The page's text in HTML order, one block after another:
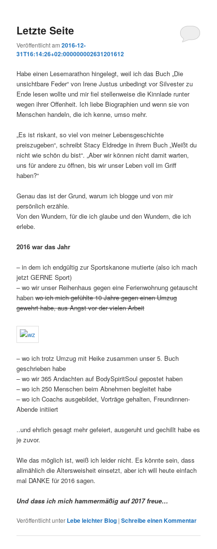
Letzte Seite
Veröffentlicht am2016-12-
31T16:14:26+02:000000002631201612
Habe einen Lesemarathon hingelegt, weil ich das Buch „Die
unsichtbare Feder“ von Irene Justus unbedingt vor Silvester zu
Ende lesen wollte und mir fiel stellenweise die Kinnlade runter
wegen ihrer Offenheit. Ich liebe Biographien und wenn sie von
Menschen handeln, die ich kenne, umso mehr.
„Es ist riskant, so viel von meiner Lebensgeschichte
preiszugeben“, schreibt Stacy Eldredge in ihrem Buch „Weißt du
nicht wie schön du bist“. „Aber wir können nicht damit warten,
uns für andere zu öffnen, bis wir unser Leben voll im Griff
haben?“
Genau das ist der Grund, warum ich blogge und von mir
persönlich erzähle.
Von den Wundern, für die ich glaube und den Wundern, die ich
erlebe.
2016 war das Jahr
– in dem ich endgültig zur Sportskanone mutierte (also ich mach
jetzt GERNE Sport)
– wo wir unser Reihenhaus gegen eine Ferienwohnung getauscht
habenwo ich mich gefühlte 10 Jahre gegen einen Umzug
gewehrt habe, aus Angst vor der vielen Arbeit
– wo ich trotz Umzug mit Heike zusammen unser 5. Buch
geschrieben habe
– wo wir 365 Andachten auf BodySpiritSoul gepostet haben
– wo ich 250 Menschen beim Abnehmen begleitet habe
– wo ich Coachs ausgebildet, Vorträge gehalten, Freundinnen-
Abende initiiert
..und ehrlich gesagt mehr gefeiert, ausgeruht und gechillt habe es
je zuvor.
Wie das möglich ist, weiß ich leider nicht. Es könnte sein, dass
allmählich die Altersweisheit einsetzt, aber ich will heute einfach
mal DANKE für 2016 sagen.
Und dass ich mich hammermäßig auf 2017 freue…
Veröffentlicht unter Lebe leichter Blog |Schreibe einen Kommentar